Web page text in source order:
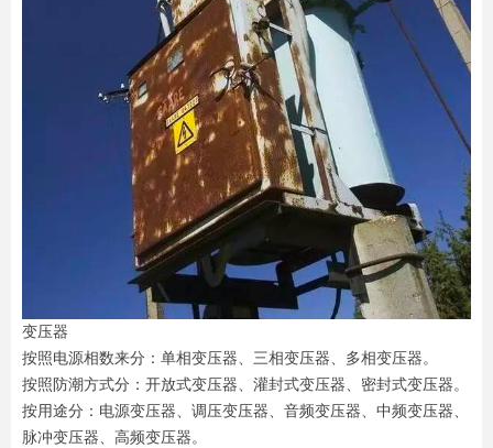
变压器
按照电源相数来分：单相变压器、三相变压器、多相变压器。
按照防潮方式分：开放式变压器、灌封式变压器、密封式变压器。
按用途分：电源变压器、调压变压器、音频变压器、中频变压器、
脉冲变压器、高频变压器。